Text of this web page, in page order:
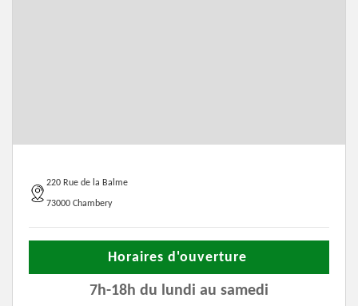
220 Rue de la Balme
73000 Chambery
Horaires d'ouverture
7h-18h du lundi au samedi